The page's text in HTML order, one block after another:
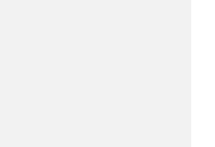
la
et la